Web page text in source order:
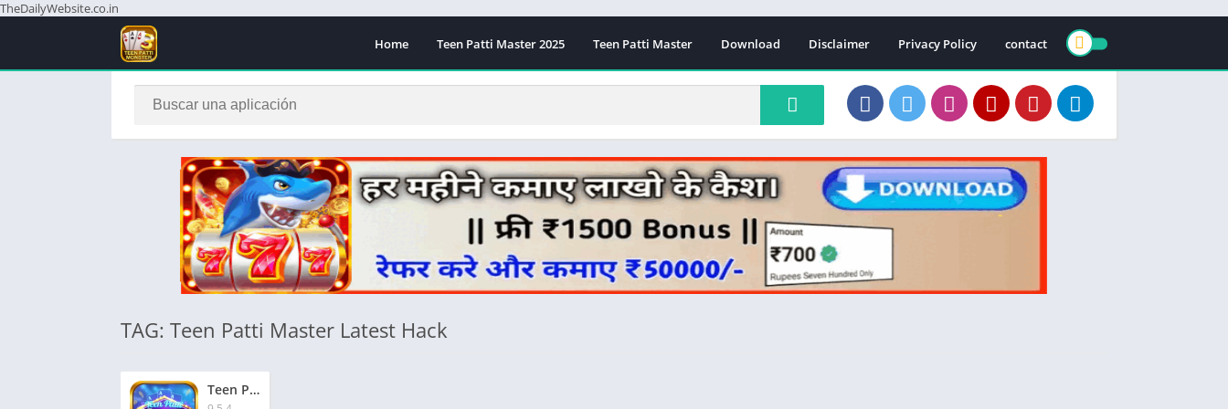
TheDailyWebsite.co.in
Home Teen Patti Master 2025 Teen Patti Master Download Disclaimer Privacy Policy contact
TAG: Teen Patti Master Latest Hack
Teen Patti Master Latest App | तीन पत्ती मास्टर नवीनतम ऐप | ₹1600 बोनस